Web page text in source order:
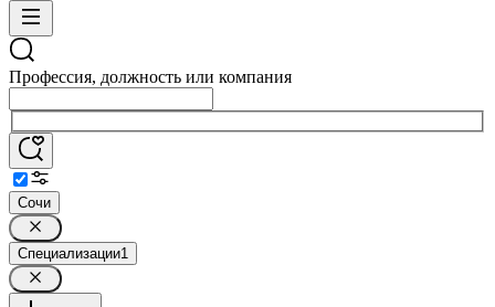
Профессия, должность или компания
Сочи
Специализации1